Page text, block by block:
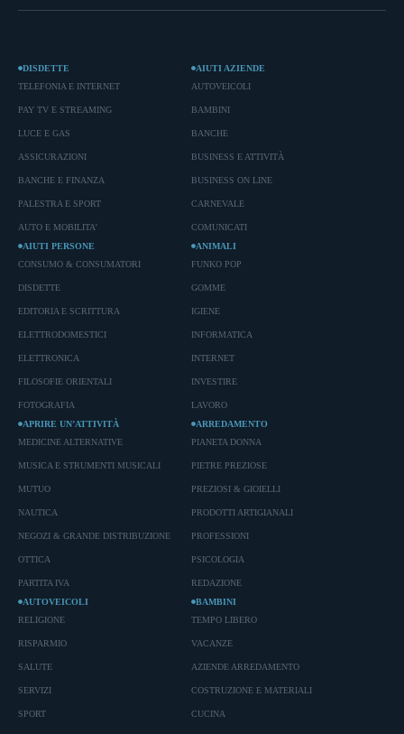
DISDETTE
TELEFONIA E INTERNET
PAY TV E STREAMING
LUCE E GAS
ASSICURAZIONI
BANCHE E FINANZA
PALESTRA E SPORT
AUTO E MOBILITA'
AIUTI AZIENDE
AUTOVEICOLI
BAMBINI
BANCHE
BUSINESS E ATTIVITÀ
BUSINESS ON LINE
CARNEVALE
COMUNICATI
AIUTI PERSONE
CONSUMO & CONSUMATORI
DISDETTE
EDITORIA E SCRITTURA
ELETTRODOMESTICI
ELETTRONICA
FILOSOFIE ORIENTALI
FOTOGRAFIA
ANIMALI
FUNKO POP
GOMME
IGIENE
INFORMATICA
INTERNET
INVESTIRE
LAVORO
APRIRE UN’ATTIVITÀ
MEDICINE ALTERNATIVE
MUSICA E STRUMENTI MUSICALI
MUTUO
NAUTICA
NEGOZI & GRANDE DISTRIBUZIONE
OTTICA
PARTITA IVA
ARREDAMENTO
PIANETA DONNA
PIETRE PREZIOSE
PREZIOSI & GIOIELLI
PRODOTTI ARTIGIANALI
PROFESSIONI
PSICOLOGIA
REDAZIONE
AUTOVEICOLI
RELIGIONE
RISPARMIO
SALUTE
SERVIZI
SPORT
BAMBINI
TEMPO LIBERO
VACANZE
AZIENDE ARREDAMENTO
COSTRUZIONE E MATERIALI
CUCINA